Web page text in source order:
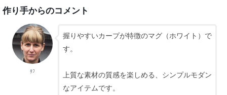
作り手からのコメント
ﾀﾌ
握りやすいカープが特徴のマグ（ホワイト）で
す。
上質な素材の質感を楽しめる、シンプルモダン
なアイテムです。